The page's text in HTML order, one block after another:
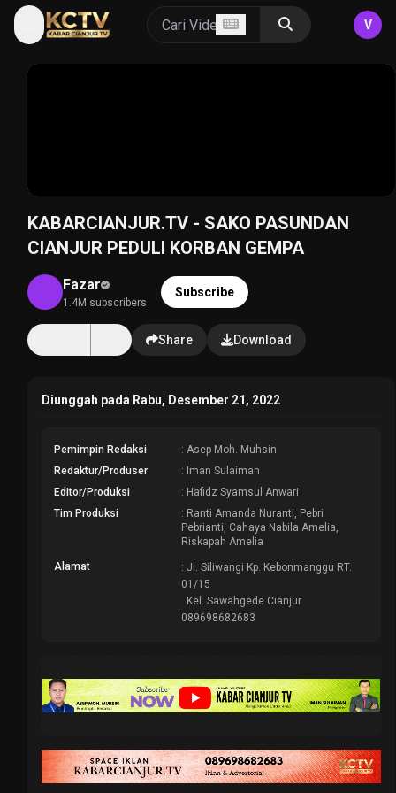
V
KABARCIANJUR.TV - SAKO PASUNDAN
CIANJUR PEDULI KORBAN GEMPA
Fazar
1.4M subscribers
Subscribe
Share Download
Diunggah pada Rabu, Desember 21, 2022
Pemimpin Redaksi
: Asep Moh. Muhsin
Redaktur/Produser
: Iman Sulaiman
Editor/Produksi
: Hafidz Syamsul Anwari
Tim Produksi
: Ranti Amanda Nuranti, Pebri
Pebrianti, Cahaya Nabila Amelia,
Riskapah Amelia
Alamat
: Jl. Siliwangi Kp. Kebonmanggu RT.
01/15
Kel. Sawahgede Cianjur
089698682683